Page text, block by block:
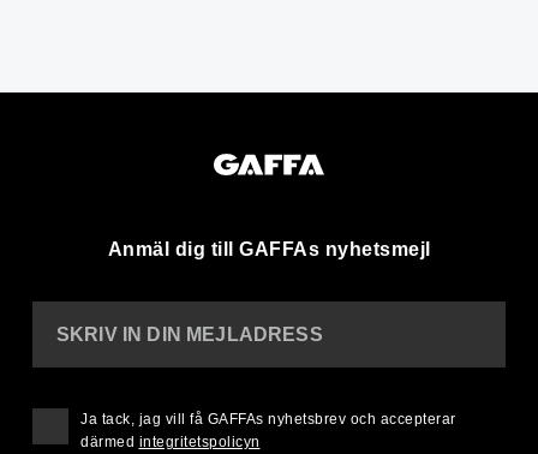
Anmäl dig till GAFFAs nyhetsmejl
SKRIV IN DIN MEJLADRESS
Ja tack, jag vill få GAFFAs nyhetsbrev och accepterar
därmed integritetspolicyn